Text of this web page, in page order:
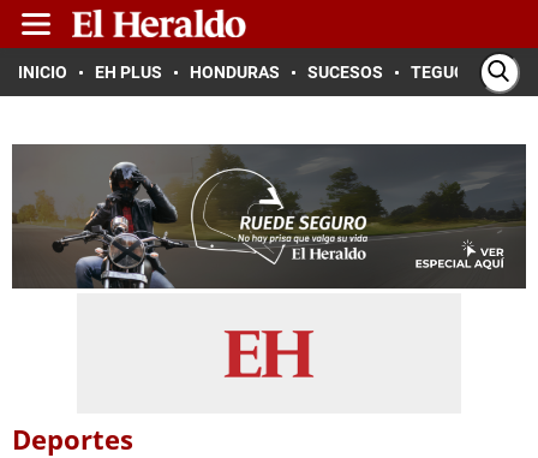
INICIO EH PLUS HONDURAS SUCESOS TEGUCIGALPA
Deportes